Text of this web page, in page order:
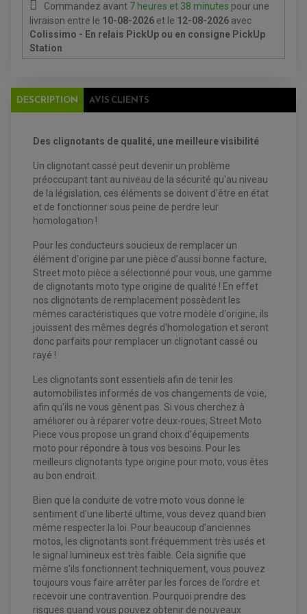
BATTERIE
CHARGEUR BATTERIE
CLIGNOTANT MOTO
CLIGNOTANT TYPE ORIGINE
DÉMARREUR
ECLAIRAGE MOTO
REDRESSEUR / REGULATEUR
STATOR
ENTRETIEN MOTO
ANTIPARASITE NGK
BOUGIE NGK
FILTRE A AIR
FILTRE A HUILE
FILTRE ET ACCESSOIRE ESSENCE
OUTILLAGE
BATTERIE SCOOTER
CHARGEUR DE BATTERIE
REDRESSEUR / RÉGULATEUR
ECLAIRAGE SCOOTER
DISQUE DE FREIN AVANT
ACCESSOIRE + VISSERIE FREINAGE
MAÎTRE CYLINDRE
EQUIPEMENT ELECTRIQUE QUAD / SSV
ACCESSOIRES ELECTRIQUE QUAD / SSV
CHARGEUR DE BATTERIE QUAD / SSV
COMPTEUR QUAD / SSV
CONTACTEUR A CLÉ QUAD
DÉMARREUR
ECLAIRAGE LED / HALOGÈNE
STATOR ET REDRESSEUR / REGULATEUR
VENTILATEUR DE RADIATEUR
EQUIPEMENT FREINAGE QUAD / SSV
DISQUE DE FREIN QUAD / SSV
POMPE À EAU BOYESEN
KIT RÉPARATION CARBU
KIT RÉPARATION POMPE A EAU
PIPE D'ADMISSION
PNEUMATIQUE
Commandez avant 7 heures et 38 minutes pour une
livraison entre le 10-08-2026 et le 12-08-2026 avec
Colissimo - En relais PickUp ou en consigne PickUp
Station
DESCRIPTION AVIS CLIENTS
Des clignotants de qualité, une meilleure visibilité
Un clignotant cassé peut devenir un problème
préoccupant tant au niveau de la sécurité qu'au niveau
de la législation, ces éléments se doivent d'être en état
et de fonctionner sous peine de perdre leur
homologation !
Pour les conducteurs soucieux de remplacer un
élément d'origine par une pièce d'aussi bonne facture,
Street moto pièce a sélectionné pour vous, une gamme
de clignotants moto type origine de qualité ! En effet
nos clignotants de remplacement possèdent les
mêmes caractéristiques que votre modèle d'origine, ils
jouissent des mêmes degrés d'homologation et seront
donc parfaits pour remplacer un clignotant cassé ou
rayé !
Les clignotants sont essentiels afin de tenir les
automobilistes informés de vos changements de voie,
afin qu'ils ne vous gênent pas. Si vous cherchez à
améliorer ou à réparer votre deux-roues, Street Moto
Piece vous propose un grand choix d’équipements
moto pour répondre à tous vos besoins. Pour les
meilleurs clignotants type origine pour moto, vous êtes
au bon endroit.
Bien que la conduite de votre moto vous donne le
sentiment d'une liberté ultime, vous devez quand bien
même respecter la loi. Pour beaucoup d’anciennes
motos, les clignotants sont fréquemment très usés et
le signal lumineux est très faible. Cela signifie que
même s'ils fonctionnent techniquement, vous pouvez
toujours vous faire arrêter par les forces de l’ordre et
recevoir une contravention. Pourquoi prendre des
risques quand vous pouvez obtenir de nouveaux